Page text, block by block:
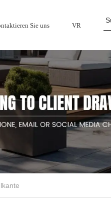
Sie uns VR
aus Holz Metall-Zaun
Cortenstahlzaun
Aluminiumzaun